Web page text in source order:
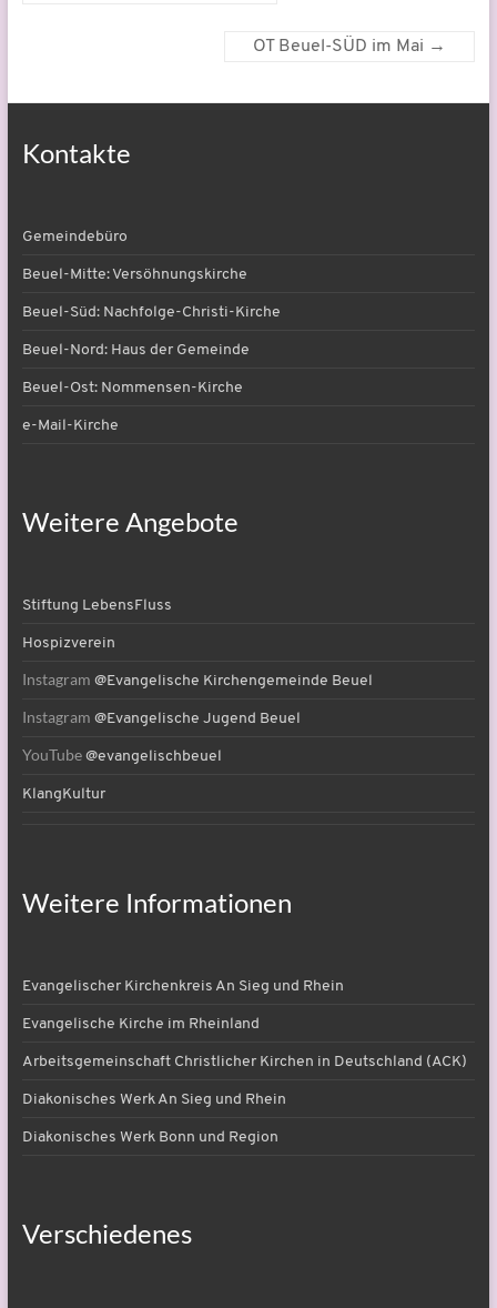
OT Beuel-SÜD im Mai →
Kontakte
Gemeindebüro
Beuel-Mitte: Versöhnungskirche
Beuel-Süd: Nachfolge-Christi-Kirche
Beuel-Nord: Haus der Gemeinde
Beuel-Ost: Nommensen-Kirche
e-Mail-Kirche
Weitere Angebote
Stiftung LebensFluss
Hospizverein
Instagram @Evangelische Kirchengemeinde Beuel
Instagram @Evangelische Jugend Beuel
YouTube @evangelischbeuel
KlangKultur
Weitere Informationen
Evangelischer Kirchenkreis An Sieg und Rhein
Evangelische Kirche im Rheinland
Arbeitsgemeinschaft Christlicher Kirchen in Deutschland (ACK)
Diakonisches Werk An Sieg und Rhein
Diakonisches Werk Bonn und Region
Verschiedenes